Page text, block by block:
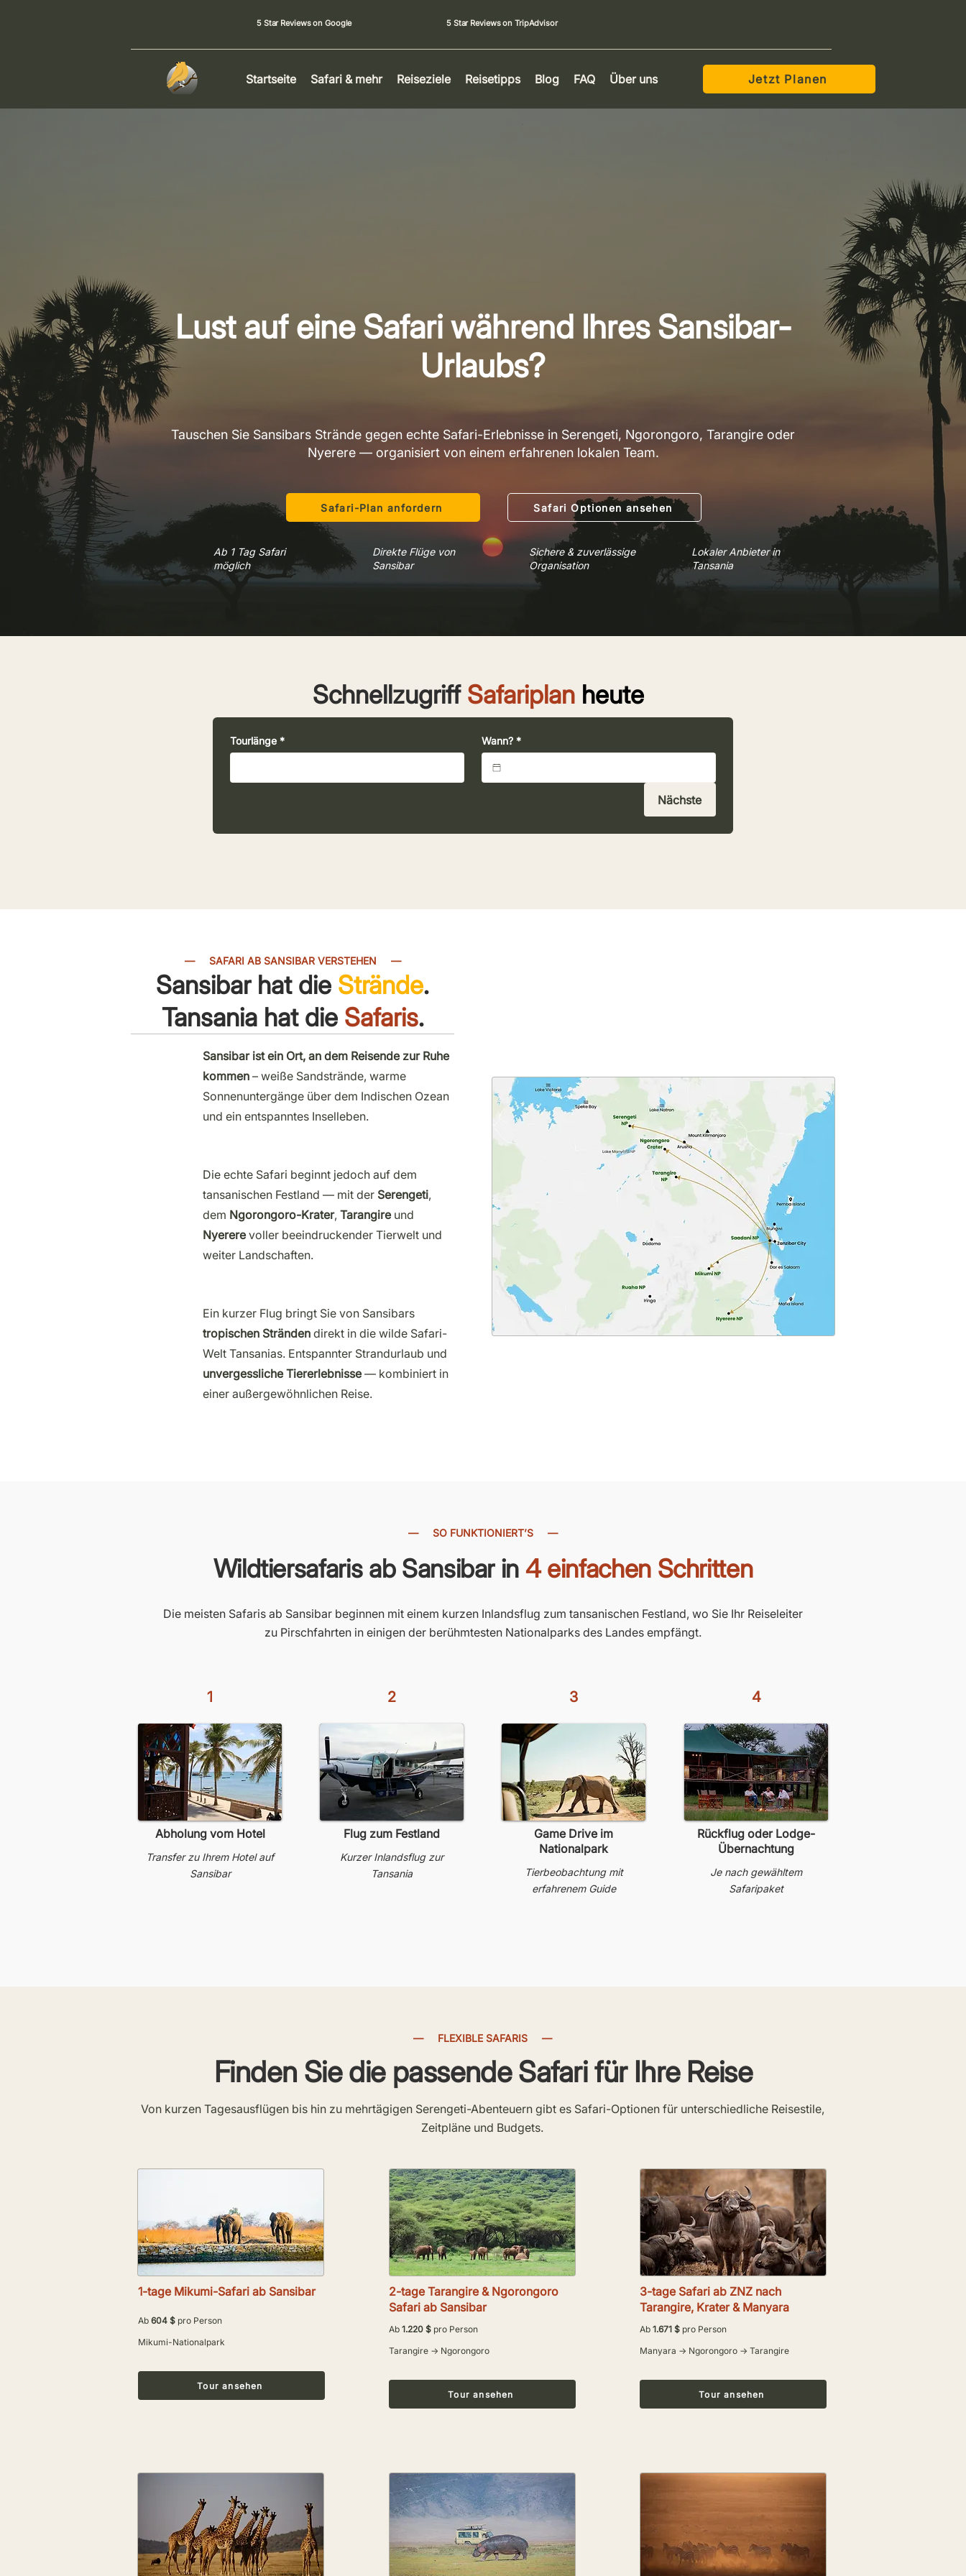
5 Star Reviews on Google 5 Star Reviews on TripAdvisor
Startseite Safari & mehr Reiseziele Reisetipps Blog FAQ Über uns Jetzt Planen
Lust auf eine Safari während Ihres Sansibar-
Urlaubs?
Tauschen Sie Sansibars Strände gegen echte Safari-Erlebnisse in Serengeti, Ngorongoro, Tarangire oder
Nyerere — organisiert von einem erfahrenen lokalen Team.
Safari-Plan anfordern
Ab 1 Tag Safari
möglich
Direkte Flüge von
Sansibar
Safari Optionen ansehen
Sichere & zuverlässige
Organisation
Lokaler Anbieter in
Tansania
Schnellzugriff Safariplan heute
Tourlänge * Wann? *
Nächste
— SAFARI AB SANSIBAR VERSTEHEN —
Sansibar hat die Strände.
Tansania hat die Safaris.
Sansibar ist ein Ort, an dem Reisende zur Ruhe
kommen – weiße Sandstrände, warme
Sonnenuntergänge über dem Indischen Ozean
und ein entspanntes Inselleben.
Die echte Safari beginnt jedoch auf dem
tansanischen Festland — mit der Serengeti,
dem Ngorongoro-Krater, Tarangireund
Nyererevoller beeindruckender Tierwelt und
weiter Landschaften.
​Ein kurzer Flug bringt Sie von Sansibars
tropischen Stränden direkt in die wilde Safari-
Welt Tansanias. Entspannter Strandurlaub und
unvergessliche Tiererlebnisse— kombiniert in
einer außergewöhnlichen Reise.
— SO FUNKTIONIERT’S —
Wildtiersafaris ab Sansibar in 4 einfachen Schritten
Die meisten Safaris ab Sansibar beginnen mit einem kurzen Inlandsflug zum tansanischen Festland, wo Sie Ihr Reiseleiter
zu Pirschfahrten in einigen der berühmtesten Nationalparks des Landes empfängt.
1
Abholung vom Hotel
Transfer zu Ihrem Hotel auf
Sansibar
2
Flug zum Festland
Kurzer Inlandsflug zur
Tansania
3
Game Drive im
Nationalpark
Tierbeobachtung mit
erfahrenem Guide
4
Rückflug oder Lodge-
Übernachtung
Je nach gewähltem
Safaripaket
— FLEXIBLE SAFARIS —
Finden Sie die passende Safari für Ihre Reise
Von kurzen Tagesausflügen bis hin zu mehrtägigen Serengeti-Abenteuern gibt es Safari-Optionen für unterschiedliche Reisestile,
Zeitpläne und Budgets.
1-tage Mikumi-Safari ab Sansibar
Ab 604 $ pro Person
Mikumi-Nationalpark
Tour ansehen
2-tage Tarangire & Ngorongoro
Safari ab Sansibar
Ab 1.220 $ pro Person
Tarangire → Ngorongoro
Tour ansehen
3-tage Safari ab ZNZ nach
Tarangire, Krater & Manyara
Ab 1.671 $ pro Person
Manyara → Ngorongoro → Tarangire
Tour ansehen